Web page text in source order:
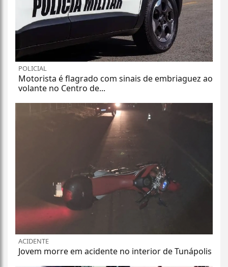
POLICIAL
Motorista é flagrado com sinais de embriaguez ao
volante no Centro de...
ACIDENTE
Jovem morre em acidente no interior de Tunápolis